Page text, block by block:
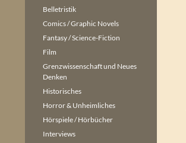
Belletristik
Comics / Graphic Novels
Fantasy / Science-Fiction
Film
Grenzwissenschaft und Neues
Denken
Historisches
Horror & Unheimliches
Hörspiele / Hörbücher
Interviews